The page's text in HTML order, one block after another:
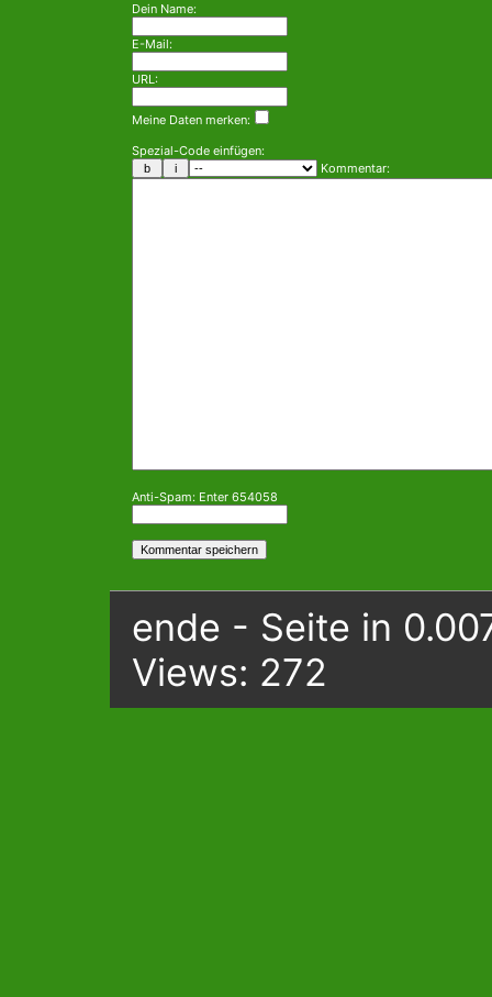
Dein Name:
E-Mail:
URL:
Meine Daten merken:
Spezial-Code einfügen:
Kommentar:
Anti-Spam: Enter 654058
ende - Seite in
Views: 272